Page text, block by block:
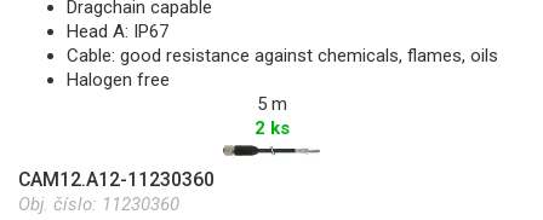
Dragchain capable
Head A: IP67
Cable: good resistance against chemicals, flames, oils
Halogen free
5 m
2 ks
CAM12.A12-11230360
Obj. číslo: 11230360